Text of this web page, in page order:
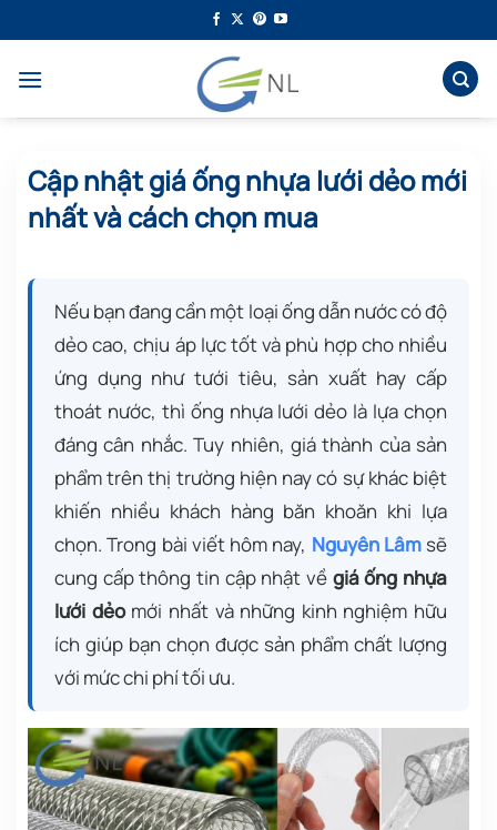
qua
dung
Cập nhật giá ống nhựa lưới dẻo mới
nhất và cách chọn mua
Nếu bạn đang cần một loại ống dẫn nước có độ
dẻo cao, chịu áp lực tốt và phù hợp cho nhiều
ứng dụng như tưới tiêu, sản xuất hay cấp
thoát nước, thì ống nhựa lưới dẻo là lựa chọn
đáng cân nhắc. Tuy nhiên, giá thành của sản
phẩm trên thị trường hiện nay có sự khác biệt
khiến nhiều khách hàng băn khoăn khi lựa
chọn. Trong bài viết hôm nay, Nguyên Lâmsẽ
cung cấp thông tin cập nhật về giá ống nhựa
lưới dẻomới nhất và những kinh nghiệm hữu
ích giúp bạn chọn được sản phẩm chất lượng
với mức chi phí tối ưu.